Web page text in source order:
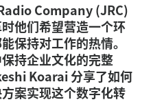
Company (JRC)
他们希望营造一个环
保持对工作的热情。
持企业文化的完整
Koarai 分享了如何
案实现这个数字化转